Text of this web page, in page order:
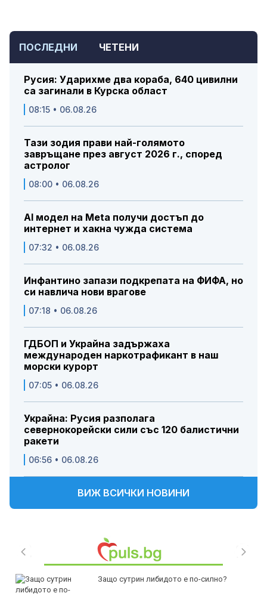
ПОСЛЕДНИ ЧЕТЕНИ
Русия: Ударихме два кораба, 640 цивилни
са загинали в Курска област
08:15 • 06.08.26
Тази зодия прави най-голямото
завръщане през август 2026 г., според
астролог
08:00 • 06.08.26
AI модел на Meta получи достъп до
интернет и хакна чужда система
07:32 • 06.08.26
Инфантино запази подкрепата на ФИФА, но
си навлича нови врагове
07:18 • 06.08.26
ГДБОП и Украйна задържаха
международен наркотрафикант в наш
морски курорт
07:05 • 06.08.26
Украйна: Русия разполага
севернокорейски сили със 120 балистични
ракети
06:56 • 06.08.26
ВИЖ ВСИЧКИ НОВИНИ
Защо сутрин либидото е по-силно?